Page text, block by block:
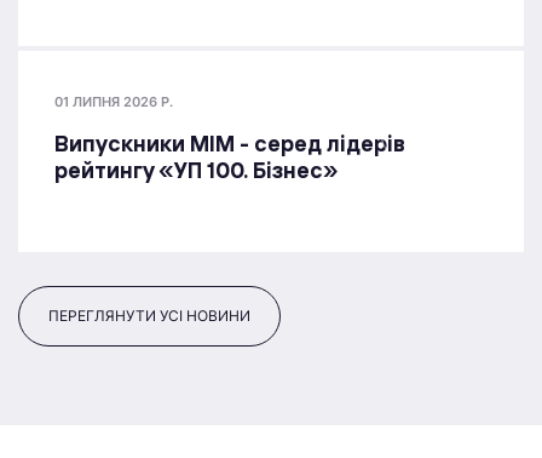
01 ЛИПНЯ 2026 Р.
Випускники МІМ - серед лідерів
рейтингу «УП 100. Бізнес»
ПЕРЕГЛЯНУТИ УСІ НОВИНИ